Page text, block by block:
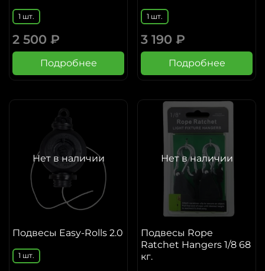
1 шт.
2 500 ₽
Подробнее
1 шт.
3 190 ₽
Подробнее
Нет в наличии
Подвесы Easy-Rolls 2.0
1 шт.
Нет в наличии
Подвесы Rope
Ratchet Hangers 1/8 68
кг.